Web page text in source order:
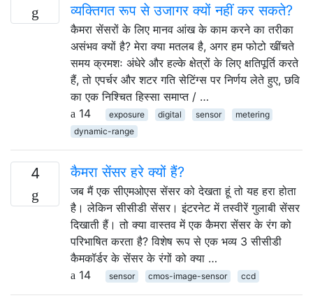
व्यक्तिगत रूप से उजागर क्यों नहीं कर सकते?
कैमरा सेंसरों के लिए मानव आंख के काम करने का तरीका
असंभव क्यों है? मेरा क्या मतलब है, अगर हम फोटो खींचते
समय क्रमशः अंधेरे और हल्के क्षेत्रों के लिए क्षतिपूर्ति करते
हैं, तो एपर्चर और शटर गति सेटिंग्स पर निर्णय लेते हुए, छवि
का एक निश्चित हिस्सा समाप्त / …
14
exposure digital sensor
metering
dynamic-range
4 कैमरा सेंसर हरे क्यों हैं?
जब मैं एक सीएमओएस सेंसर को देखता हूं तो यह हरा होता
है। लेकिन सीसीडी सेंसर। इंटरनेट में तस्वीरें गुलाबी सेंसर
दिखाती हैं। तो क्या वास्तव में एक कैमरा सेंसर के रंग को
परिभाषित करता है? विशेष रूप से एक भव्य 3 सीसीडी
कैमकॉर्डर के सेंसर के रंगों को क्या …
14
sensor cmos-image-sensor ccd